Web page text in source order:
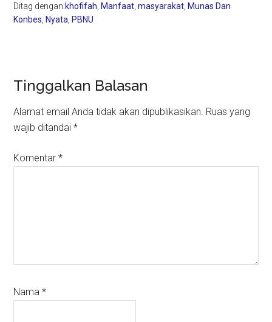
Ditag dengan:khofifah Manfaat ,masyarakat Munas Dan
Konbes Nyata PBNU
Reader
Interactions
Tinggalkan Balasan
Alamat email Anda tidak akan dipublikasikan. Ruas yang
wajib ditandai*
Komentar*
Nama*